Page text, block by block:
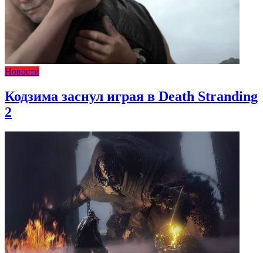
Новости
Кодзима заснул играя в Death Stranding
2